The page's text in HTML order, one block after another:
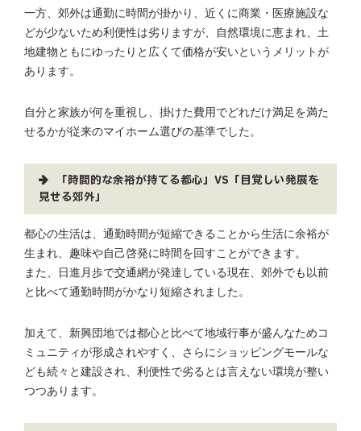
一方、郊外は通勤に時間が掛かり、近くに商業・医療施設な
どが少ないため利便性は劣りますが、自然環境に恵まれ、土
地建物ともにゆったりと広くて価格が安いというメリットが
あります。
自分と家族が何を重視し、掛けた費用でどれだけ満足を満た
せるかが従来のマイホーム選びの基準でした。
「時間的な余裕が持てる都心」VS「目覚しい発展を
見せる郊外」
都心の生活は、通勤時間が短縮できることから生活に余裕が
生まれ、趣味や自己啓発に時間を回すことができます。
また、日進月歩で交通網が発達している現在、郊外でも以前
と比べて通勤時間がかなり短縮されました。
加えて、新興団地では都心と比べて地域行事が盛んなためコ
ミュニティが形成されやすく、さらにショッピングモールな
ども続々と建設され、利便性で劣るとは言えない環境が整い
つつあります。